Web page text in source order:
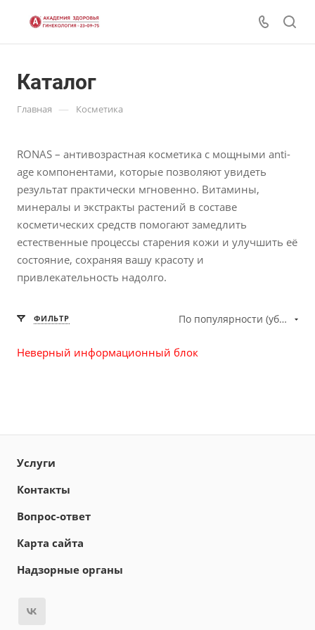
Каталог
Главная — Косметика
RONAS – антивозрастная косметика с мощными anti-
age компонентами, которые позволяют увидеть
результат практически мгновенно. Витамины,
минералы и экстракты растений в составе
косметических средств помогают замедлить
естественные процессы старения кожи и улучшить её
состояние, сохраняя вашу красоту и
привлекательность надолго.
ФИЛЬТР По популярности (убывание)
Неверный информационный блок
Услуги
Контакты
Вопрос-ответ
Карта сайта
Надзорные органы